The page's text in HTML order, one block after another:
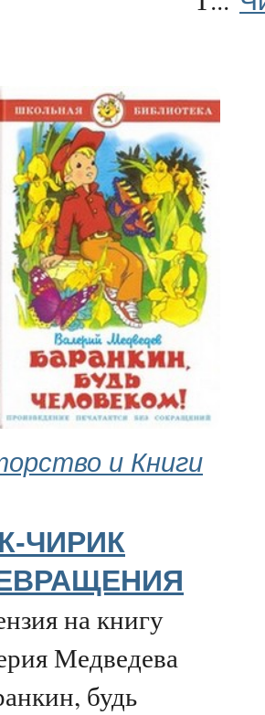
и Книги
ЧИРИК
на книгу
Медведева
будь